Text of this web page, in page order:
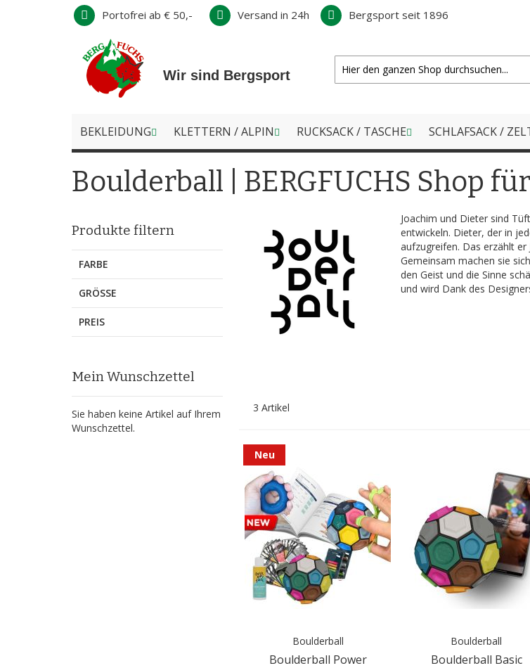
Direkt
Inhalt
Portofrei ab € 50,- Versand in 24h Bergsport seit 1896
Wir sind Bergsport
BEKLEIDUNG KLETTERN / ALPIN RUCKSACK / TASCHE SCHLAFSACK /
Boulderball | BERGFUCHS Shop
Joachim und Dieter sind
entwickeln. Dieter, der in
aufzugreifen. Das erzählt
Gemeinsam machen sie
den Geist und die Sinne
und wird Dank des
3 Artikel
Neu
Boulderball
Boulderball Power
Boulderball
Boulderball Basic
Produkte filtern
FARBE
GRÖSSE
PREIS
Mein Wunschzettel
Sie haben keine Artikel auf Ihrem
Wunschzettel.